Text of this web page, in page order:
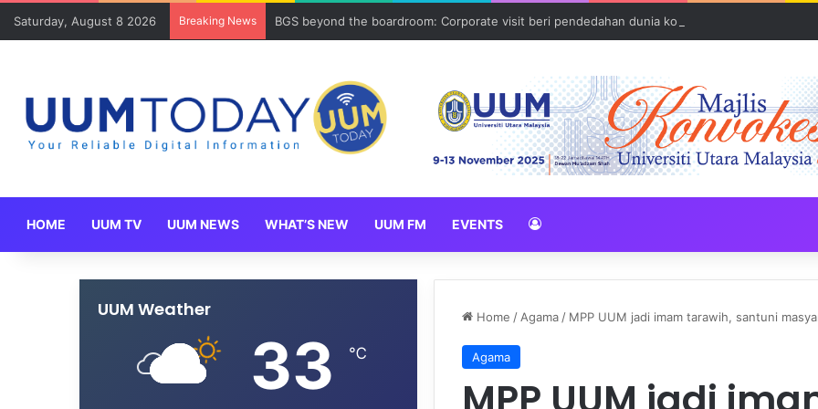
Saturday, August 8 2026 Breaking News BGS beyond the boardroom: Corporate visit beri pendedahan dunia korporat kepada PELAJAR
HOME UUM TV UUM NEWS WHAT’S NEW UUM FM EVENTS
Home / Agama / MPP UUM jadi imam tarawih, santuni
Agama
UUM Weather
33 ℃